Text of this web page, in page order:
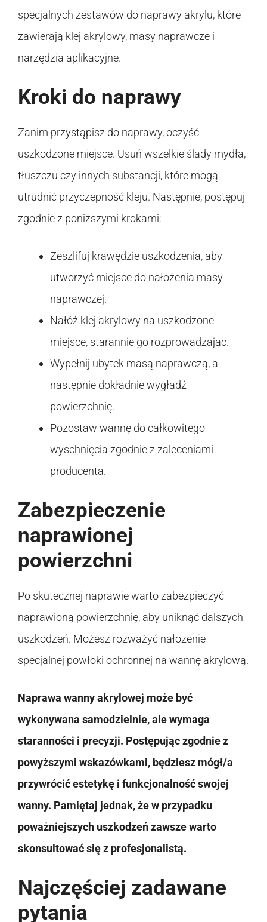
specjalnych zestawów do naprawy akrylu, które
zawierają klej akrylowy, masy naprawcze i
narzędzia aplikacyjne.
Kroki do naprawy
Zanim przystąpisz do naprawy, oczyść
uszkodzone miejsce. Usuń wszelkie ślady mydła,
tłuszczu czy innych substancji, które mogą
utrudnić przyczepność kleju. Następnie, postępuj
zgodnie z poniższymi krokami:
Zeszlifuj krawędzie uszkodzenia, aby
utworzyć miejsce do nałożenia masy
naprawczej.
Nałóż klej akrylowy na uszkodzone
miejsce, starannie go rozprowadzając.
Wypełnij ubytek masą naprawczą, a
następnie dokładnie wygładź
powierzchnię.
Pozostaw wannę do całkowitego
wyschnięcia zgodnie z zaleceniami
producenta.
Zabezpieczenie
naprawionej
powierzchni
Po skutecznej naprawie warto zabezpieczyć
naprawioną powierzchnię, aby uniknąć dalszych
uszkodzeń. Możesz rozważyć nałożenie
specjalnej powłoki ochronnej na wannę akrylową.
Naprawa wanny akrylowej może być
wykonywana samodzielnie, ale wymaga
staranności i precyzji. Postępując zgodnie z
powyższymi wskazówkami, będziesz mógł/a
przywrócić estetykę i funkcjonalność swojej
wanny. Pamiętaj jednak, że w przypadku
poważniejszych uszkodzeń zawsze warto
skonsultować się z profesjonalistą.
Najczęściej zadawane
pytania